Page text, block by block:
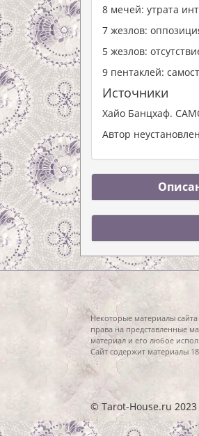
8 мечей: утрата
7 жезлов:
5 жезлов:
9 пентаклей:
Источники
Хайо Банцхаф.
Автор
Некоторые материалы
права на представленные
материал и его любое
Сайт содержит материалы
© Tarot-House.ru 2023